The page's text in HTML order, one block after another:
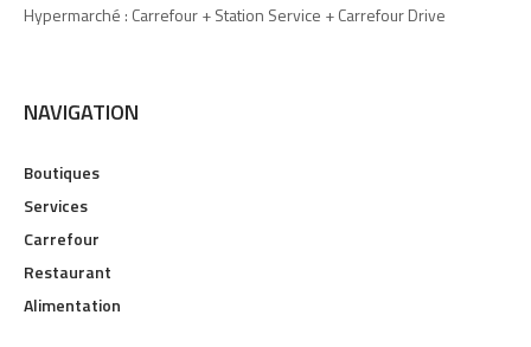
Hypermarché : Carrefour + Station Service + Carrefour Drive
NAVIGATION
Boutiques
Services
Carrefour
Restaurant
Alimentation